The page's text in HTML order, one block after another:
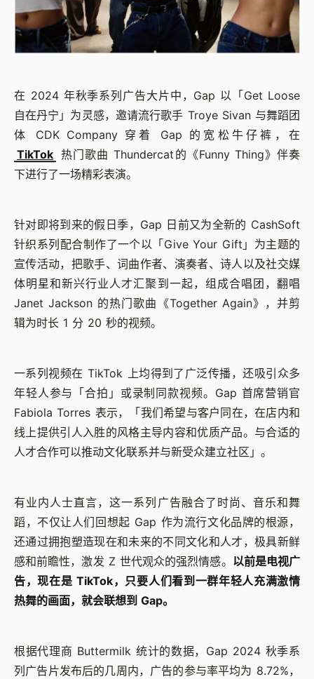
在 2024 年秋季系列广告大片中，Gap 以「Get Loose
自在丹宁」为灵感，邀请流行歌手 Troye Sivan 与舞蹈团
体 CDK Company 穿着 Gap 的宽松牛仔裤，在
TikTok 热门歌曲 Thundercat的《Funny Thing》伴奏
下进行了一场精彩表演。
针对即将到来的假日季，Gap 日前又为全新的 CashSoft
针织系列配合制作了一个以「Give Your Gift」为主题的
宣传活动，把歌手、词曲作者、演奏者、诗人以及社交媒
体明星和新兴行业人才汇聚到一起，组成合唱团，翻唱
Janet Jackson 的热门歌曲《Together Again》，并剪
辑为时长 1 分 20 秒的视频。
一系列视频在 TikTok 上均得到了广泛传播，还吸引众多
年轻人参与「合拍」或录制同款视频。Gap 首席营销官
Fabiola Torres 表示，「我们希望与客户同在，在店内和
线上提供引人入胜的风格主导内容和优质产品。与合适的
人才合作可以推动文化联系并与新受众建立社区」。
有业内人士直言，这一系列广告融合了时尚、音乐和舞
蹈，不仅让人们回想起 Gap 作为流行文化品牌的根源，
还通过拥抱塑造现在和未来的不同文化和人才，极具新鲜
感和前瞻性，激发 Z 世代观众的强烈情感。 以前是电视广
告，现在是 TikTok，只要人们看到一群年轻人充满激情
热舞的画面，就会联想到 Gap。
根据代理商 Buttermilk 统计的数据，Gap 2024 秋季系
列广告片发布后的几周内，广告的参与率平均为 8.72%，